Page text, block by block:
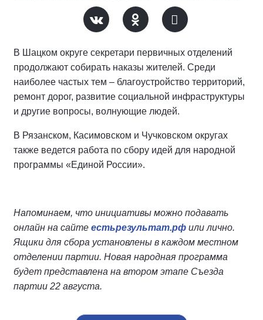
В Шацком округе секретари первичных отделений
продолжают собирать наказы жителей. Среди
наиболее частых тем – благоустройство территорий,
ремонт дорог, развитие социальной инфраструктуры
и другие вопросы, волнующие людей.
В Рязанском, Касимовском и Чучковском округах
также ведется работа по сбору идей для народной
программы «Единой России».
Напоминаем, что инициативы можно подавать
онлайн на сайте естьрезультат.рф или лично.
Ящики для сбора установлены в каждом местном
отделении партии. Новая народная программа
будет представлена на втором этапе Съезда
партии 22 августа.